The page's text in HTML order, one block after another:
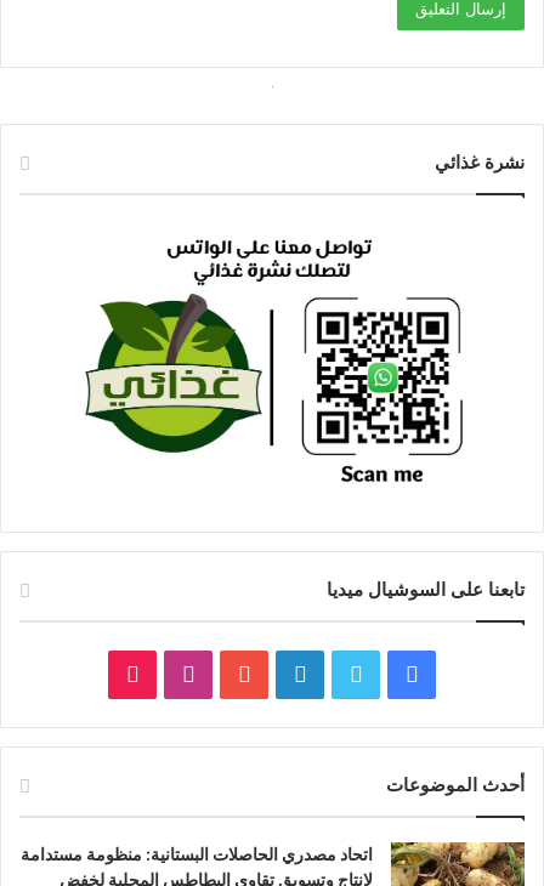
نشرة غذائي
تابعنا على السوشيال ميديا
فيسبوك لينكدإن يوتيوب انستقرام
أحدث الموضوعات
اتحاد مصدري الحاصلات البستانية: منظومة مستدامة
لإنتاج وتسويق تقاوي البطاطس المحلية لخفض